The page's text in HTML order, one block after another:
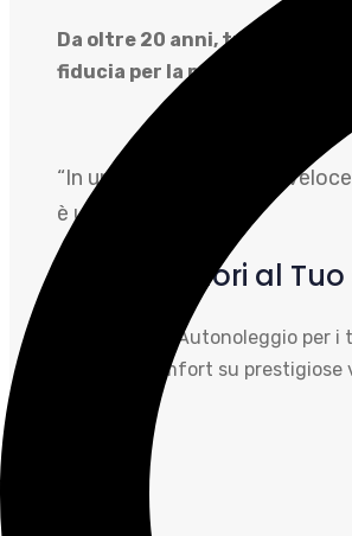
Da oltre 20 anni,
fiducia per la mobilità urbana
“In un mondo che corre
è un valore sacro…”
I Nostri Valori al
“Affidati a TS Autonoleggio
massimo comfort su